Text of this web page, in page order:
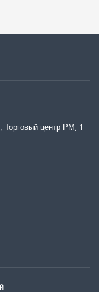
Торговый центр РМ, 1-